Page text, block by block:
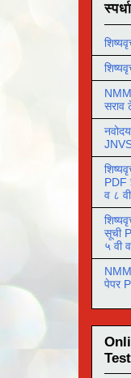
सराव
PDF
व ८ वी
सूची
५ वी
पेपर
Test